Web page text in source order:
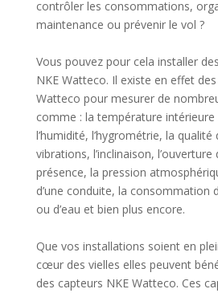
contrôler les consommations,
maintenance ou prévenir le vol ?
Vous pouvez pour cela installer
NKE Watteco. Il existe en effet
Watteco pour mesurer de
comme : la température
l’humidité, l’hygrométrie, la qualité
vibrations, l’inclinaison, l’ouverture
présence, la pression
d’une conduite, la consommation
ou d’eau et bien plus encore.
Que vos installations soient en
cœur des vielles elles peuvent
des capteurs NKE Watteco. Ces